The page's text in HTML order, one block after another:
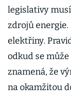
legislativy
zdrojů energie.
elektřiny.
odkud se
znamená, že
na okamžitou